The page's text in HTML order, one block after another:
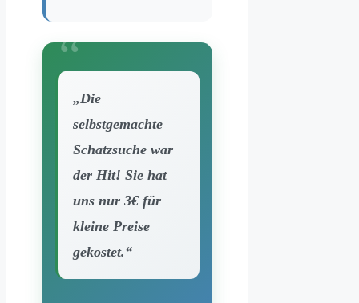
„Die
selbstgemachte
Schatzsuche war
der Hit! Sie hat
uns nur 3€ für
kleine Preise
gekostet.“